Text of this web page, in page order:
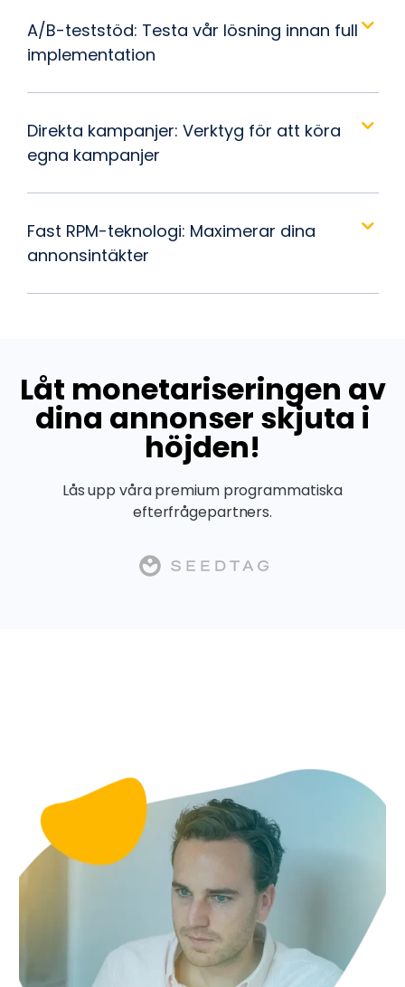
A/B-teststöd: Testa vår lösning innan full
implementation
Direkta kampanjer: Verktyg för att köra
egna kampanjer
Fast RPM-teknologi: Maximerar dina
annonsintäkter
Låt monetariseringen av
dina annonser skjuta i
höjden!
Lås upp våra premium programmatiska
efterfrågepartners.